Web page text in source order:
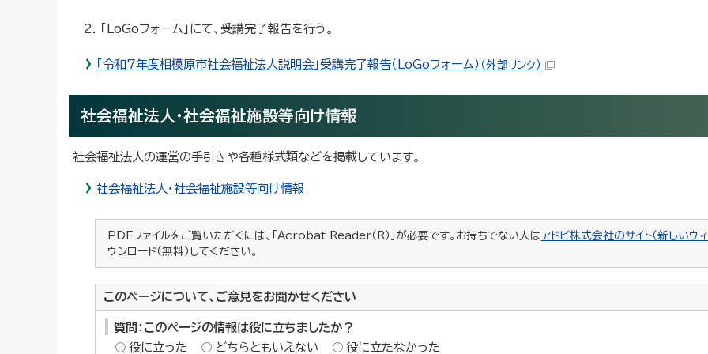
「LoGoフォーム」にて、受講完了報告を行う。
「令和7年度相模原市社会福祉法人説明会」受講完了報告（LoGoフォーム） （外部リンク）
社会福祉法人・社会福祉施設等向け情報
社会福祉法人の運営の手引きや各種様式類などを掲載しています。
社会福祉法人・社会福祉施設等向け情報
PDFファイルをご覧いただくには、「Acrobat Reader（R）」が必要です。お持ちでない人はアドビ株式会社のサイト（新しいウィ
ウンロード（無料）してください。
このページについて、ご意見をお聞かせください
質問：このページの情報は役に立ちましたか？
役に立った
どちらともいえない 役に立たなかった